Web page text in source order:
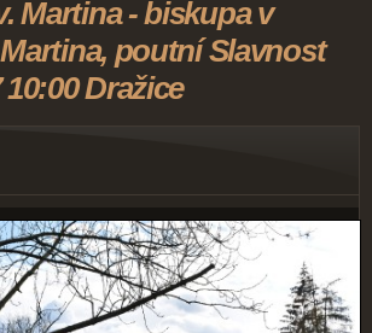
Martina - biskupa v
poutní Slavnost
10:00 Dražice